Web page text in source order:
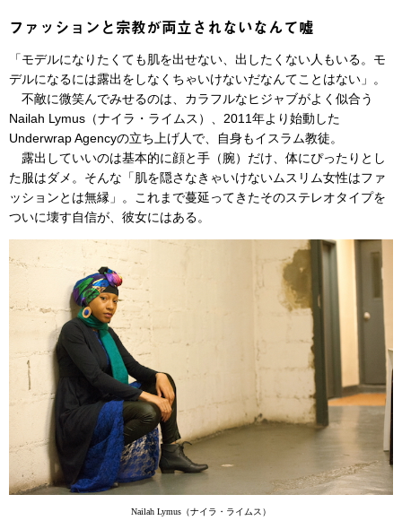
ファッションと宗教が両立されないなんて嘘
「モデルになりたくても肌を出せない、出したくない人もいる。モ
デルになるには露出をしなくちゃいけないだなんてことはない」。
不敵に微笑んでみせるのは、カラフルなヒジャブがよく似合う
Nailah Lymus（ナイラ・ライムス）、2011年より始動した
Underwrap Agencyの立ち上げ人で、自身もイスラム教徒。
露出していいのは基本的に顔と手（腕）だけ、体にぴったりとし
た服はダメ。そんな「肌を隠さなきゃいけないムスリム女性はファ
ッションとは無縁」。これまで蔓延ってきたそのステレオタイプを
ついに壊す自信が、彼女にはある。
Nailah Lymus（ナイラ・ライムス）